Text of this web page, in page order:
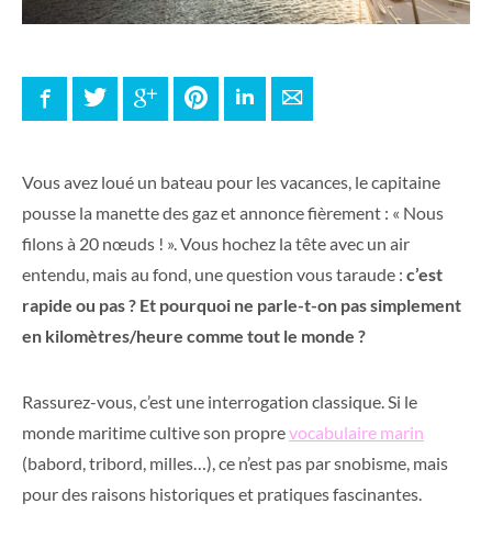
FacebookTwitter Google+ PinterestLinkedInE-mail
Vous avez loué un bateau pour les vacances, le capitaine
pousse la manette des gaz et annonce fièrement : « Nous
filons à 20 nœuds ! ». Vous hochez la tête avec un air
entendu, mais au fond, une question vous taraude : c’est
rapide ou pas ? Et pourquoi ne parle-t-on pas simplement
en kilomètres/heure comme tout le monde ?
Rassurez-vous, c’est une interrogation classique. Si le
monde maritime cultive son proprevocabulaire marin
(babord, tribord, milles…), ce n’est pas par snobisme, mais
pour des raisons historiques et pratiques fascinantes.